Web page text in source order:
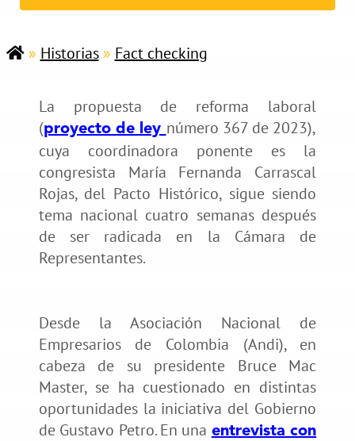
» Historias» Fact checking
La propuesta de reforma laboral
(proyecto de ley número 367 de 2023),
cuya coordinadora ponente es la
congresista María Fernanda Carrascal
Rojas, del Pacto Histórico, sigue siendo
tema nacional cuatro semanas después
de ser radicada en la Cámara de
Representantes.
Desde la Asociación Nacional de
Empresarios de Colombia (Andi), en
cabeza de su presidente Bruce Mac
Master, se ha cuestionado en distintas
oportunidades la iniciativa del Gobierno
de Gustavo Petro. En una entrevista con